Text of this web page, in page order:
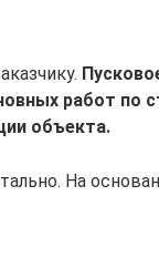
работ по
объекта.
На